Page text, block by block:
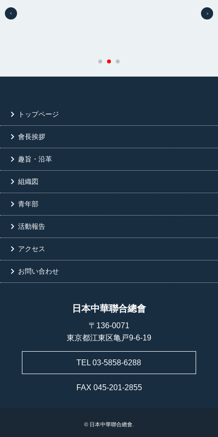
トップページ
會長挨拶
趣旨・沿革
組織図
青年部
活動報告
アクセス
お問い合わせ
日本中華聯合總會
〒136-0071
東京都江東区亀戸9-6-19
TEL 03-5858-6288
FAX 045-201-2855
© 日本中華聯合總會.